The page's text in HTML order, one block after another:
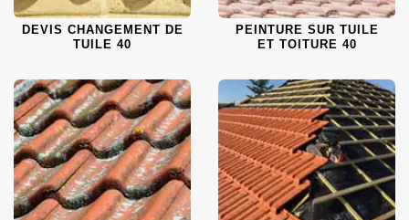
DEVIS CHANGEMENT DE
TUILE 40
PEINTURE SUR TUILE
ET TOITURE 40